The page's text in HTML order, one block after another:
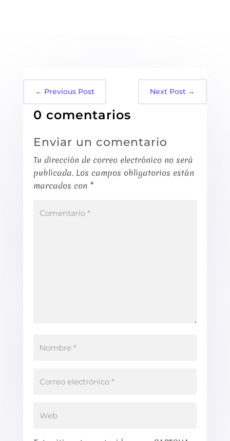
← Previous Post Next Post →
0 comentarios
Enviar un comentario
Tu dirección de correo electrónico no será
publicada. Los campos obligatorios están
marcados con *